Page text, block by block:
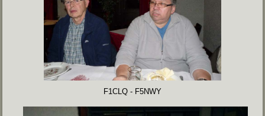
F1CLQ - F5NWY